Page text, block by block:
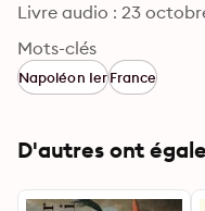
Livre audio : 23
Mots-clés
Napoléon IerFrance
D'autres ont